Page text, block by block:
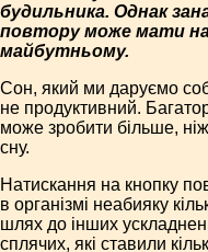
будильника. Однак
повтору може мати
майбутньому.
Сон, який ми даруємо
не продуктивний.
може зробити більше,
сну.
Натискання на кнопку
в організмі неабияку
шлях до інших
сплячих, які ставили